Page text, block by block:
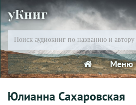
уКниг
Меню
Юлианна Сахаровская